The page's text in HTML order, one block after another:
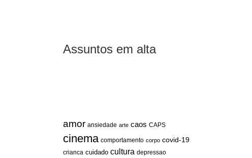
Assuntos em alta
amor ansiedade arte caos CAPS
cinema comportamento corpo covid-19
crianca cuidado cultura depressao